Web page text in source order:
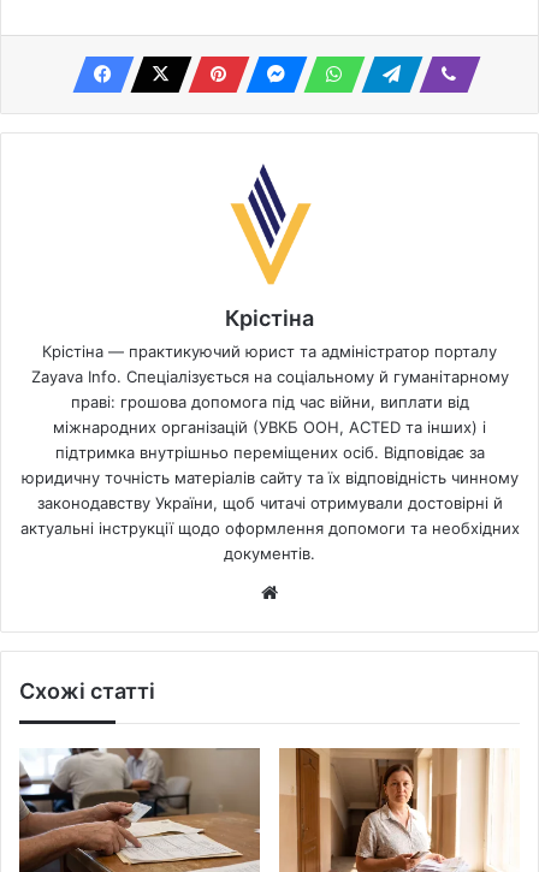
Крістіна
Крістіна — практикуючий юрист та адміністратор порталу
Zayava Info. Спеціалізується на соціальному й гуманітарному
праві: грошова допомога під час війни, виплати від
міжнародних організацій (УВКБ ООН, ACTED та інших) і
підтримка внутрішньо переміщених осіб. Відповідає за
юридичну точність матеріалів сайту та їх відповідність чинному
законодавству України, щоб читачі отримували достовірні й
актуальні інструкції щодо оформлення допомоги та необхідних
документів.
Схожі статті